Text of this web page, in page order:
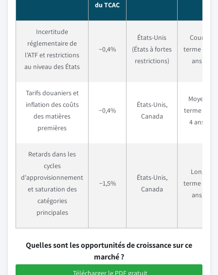
du TCAC
Incertitude
réglementaire de
l'ATF et restrictions
au niveau des États
−0,4%
États-Unis
(États à fortes
restrictions)
Court
terme (≤ 2
ans)
Tarifs douaniers et
inflation des coûts
des matières
premières
−0,4%
États-Unis,
Canada
Moyen
terme (2–
4 ans)
Retards dans les
cycles
d'approvisionnement
et saturation des
catégories
principales
−1,5%
États-Unis,
Canada
Long
terme (≥ 4
ans)
Quelles sont les opportunités de croissance sur ce
marché ?
Télécharger le PDF gratuit